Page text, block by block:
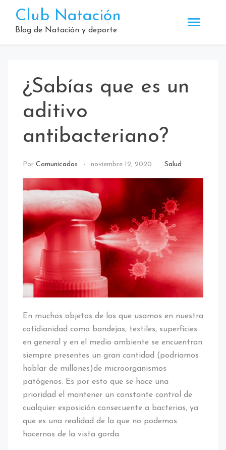
contenido
Club Natación
Blog de Natación y deporte
¿Sabías que es un
aditivo
antibacteriano?
Por Comunicados noviembre 12, 2020 Salud
En muchos objetos de los que usamos en nuestra
cotidianidad como bandejas, textiles, superficies
en general y en el medio ambiente se encuentran
siempre presentes un gran cantidad (podríamos
hablar de millones)de microorganismos
patógenos. Es por esto que se hace una
prioridad el mantener un constante control de
cualquier exposición consecuente a bacterias, ya
que es una realidad de la que no podemos
hacernos de la vista gorda.